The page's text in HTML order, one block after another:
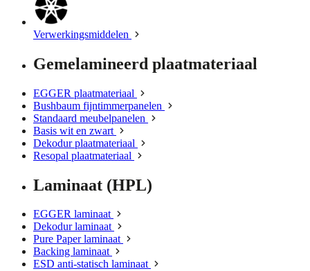
Verwerkingsmiddelen
Gemelamineerd plaatmateriaal
EGGER plaatmateriaal
Bushbaum fijntimmerpanelen
Standaard meubelpanelen
Basis wit en zwart
Dekodur plaatmateriaal
Resopal plaatmateriaal
Laminaat (HPL)
EGGER laminaat
Dekodur laminaat
Pure Paper laminaat
Backing laminaat
ESD anti-statisch laminaat